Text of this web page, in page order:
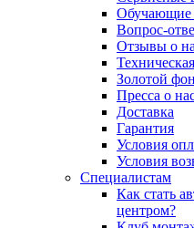
Обучающие
Вопрос-
Отзывы о
Золотой
Пресса о
Доставка
Гарантия
Условия
Условия
Специалистам
Как стать
центром?